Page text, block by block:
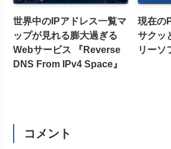
世界中のIPアドレス一覧マ
ップが見れる膨大過ぎる
Webサービス 『Reverse
DNS From IPv4 Space』
現在の
サクッ
リーソ
コメント